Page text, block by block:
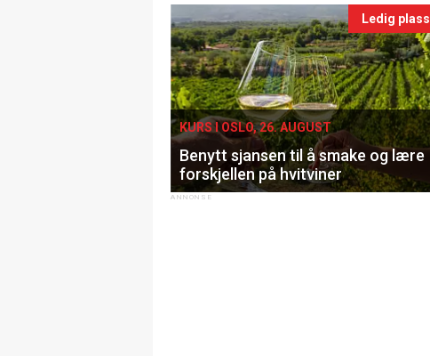
Ledig plass
KURS I OSLO, 26. AUGUST
Benytt sjansen til å smake og lære
forskjellen på hvitviner